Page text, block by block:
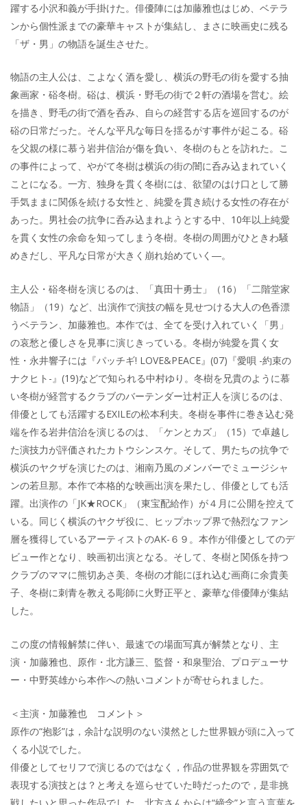
躍する小沢和義が手掛けた。俳優陣には加藤雅也はじめ、ベテラ
ンから個性派までの豪華キャストが集結し、まさに映画史に残る
「ザ・男」の物語を誕生させた。
物語の主人公は、こよなく酒を愛し、横浜の野毛の街を愛する抽
象画家・硲冬樹。硲は、横浜・野毛の街で２軒の酒場を営む。絵
を描き、野毛の街で酒を呑み、自らの経営する店を巡回するのが
硲の日常だった。そんな平凡な毎日を揺るがす事件が起こる。硲
を父親の様に慕う岩井信治が傷を負い、冬樹のもとを訪れた。こ
の事件によって、やがて冬樹は横浜の街の闇に呑み込まれていく
ことになる。一方、独身を貫く冬樹には、欲望のはけ口として勝
手気ままに関係を続ける女性と、純愛を貫き続ける女性の存在が
あった。男社会の抗争に呑み込まれようとする中、10年以上純愛
を貫く女性の余命を知ってしまう冬樹。冬樹の周囲がひときわ騒
めきだし、平凡な日常が大きく崩れ始めていく―。
主人公・硲冬樹を演じるのは、「真田十勇士」（16）「二階堂家
物語」（19）など、出演作で演技の幅を見せつける大人の色香漂
うベテラン、加藤雅也。本作では、全てを受け入れていく「男」
の哀愁と優しさを見事に演じきっている。冬樹が純愛を貫く女
性・永井響子には『パッチギ! LOVE&PEACE』(07)『愛唄 -約束の
ナクヒト-』(19)などで知られる中村ゆり。冬樹を兄貴のように慕
い冬樹が経営するクラブのバーテンダー辻村正人を演じるのは、
俳優としても活躍するEXILEの松本利夫。冬樹を事件に巻き込む発
端を作る岩井信治を演じるのは、「ケンとカズ」（15）で卓越し
た演技力が評価されたカトウシンスケ。そして、男たちの抗争で
横浜のヤクザを演じたのは、湘南乃風のメンバーでミュージシャ
ンの若旦那。本作で本格的な映画出演を果たし、俳優としても活
躍。出演作の「JK★ROCK」（東宝配給作）が４月に公開を控えて
いる。同じく横浜のヤクザ役に、ヒップホップ界で熱烈なファン
層を獲得しているアーティストのAK-６９。本作が俳優としてのデ
ビュー作となり、映画初出演となる。そして、冬樹と関係を持つ
クラブのママに熊切あさ美、冬樹の才能にほれ込む画商に余貴美
子、冬樹に刺青を教える彫師に火野正平と、豪華な俳優陣が集結
した。
この度の情報解禁に伴い、最速での場面写真が解禁となり、主
演・加藤雅也、原作・北方謙三、監督・和泉聖治、プロデューサ
ー・中野英雄から本作への熱いコメントが寄せられました。
＜主演・加藤雅也 コメント＞
原作の“抱影”は，余計な説明のない漠然とした世界観が頭に入って
くる小説でした。
俳優としてセリフで演じるのではなく，作品の世界観を雰囲気で
表現する演技とは？と考えを巡らせていた時だったので，是非挑
戦したいと思った作品でした。北方さんからは“締念”と言う言葉を